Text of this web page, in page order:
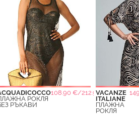
108.90 €/212.99 ЛВ.
РОКЛЯ
РЪКАВИ
VACANZE
ITALIANE
ПЛАЖНА
РОКЛЯ